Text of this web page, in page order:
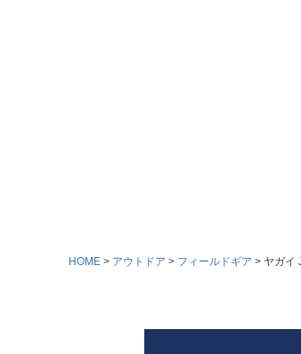
HOME アウトドア フィールドギア ヤガイ